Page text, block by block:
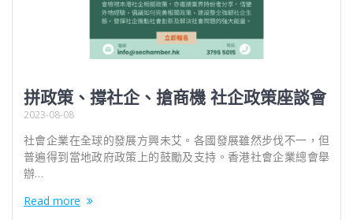
拼政策、撐社企、搶商機 社企政策座談會
2023-08-08
社會企業在全球的發展方興未艾。各國發展雖然步伐不一，但
普遍得到當地政府政策上的鼓勵及支持。香港社會企業總會舉
辦…
Read more